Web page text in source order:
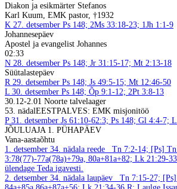
Diakon ja esikmärter Stefanos
Karl Kuum, EMK pastor, †1932
K 27. detsember Ps 148; 2Ms 33:18-23; 1Jh 1:1-9
Johannesepäev
Apostel ja evangelist Johannes
02:33
N 28. detsember Ps 148; Jr 31:15-17; Mt 2:13-18
Süütalastepäev
R29. detsember Ps 148; Js 49:5-15; Mt 12:46-50
L 30. detsember Ps 148; Õp 9:1-12; 2Pt 3:8-13
30.12-2.01 Noorte talvelaager
53. nädalEESTPALVES: EMK misjonitöö
P31. detsember Js 61:10-62:3; Ps 148; Gl 4:4-7;
JÕULUAJA 1. PÜHAPÄEV
Vana-aastaõhtu
1. detsember 34. nädala reede
Tn 7:2-14; [Ps]
3:78(77)-77a(78a)+79a, 80a+81a+82; Lk 21:29-33
ülendage Teda igavesti.
2. detsember 34. nädala laupäev
Tn 7:15-27;